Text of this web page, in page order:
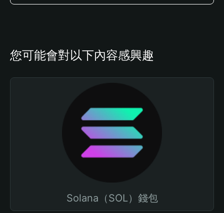
您可能會對以下內容感興趣
Solana（SOL）錢包